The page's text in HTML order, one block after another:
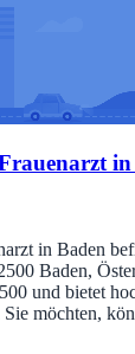
in
in Baden
Baden,
und bietet
möchten,